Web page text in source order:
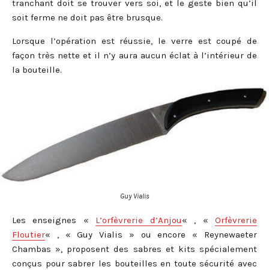
tranchant doit se trouver vers soi, et le geste bien qu’il
soit ferme ne doit pas être brusque.
Lorsque l’opération est réussie, le verre est coupé de
façon très nette et il n’y aura aucun éclat à l’intérieur de
la bouteille.
Guy Vialis
Les enseignes « L’orfèvrerie d’Anjou« , «Orfèvrerie
Floutier« , « Guy Vialis » ou encore « Reynewaeter
Chambas », proposent des sabres et kits spécialement
conçus pour sabrer les bouteilles en toute sécurité avec